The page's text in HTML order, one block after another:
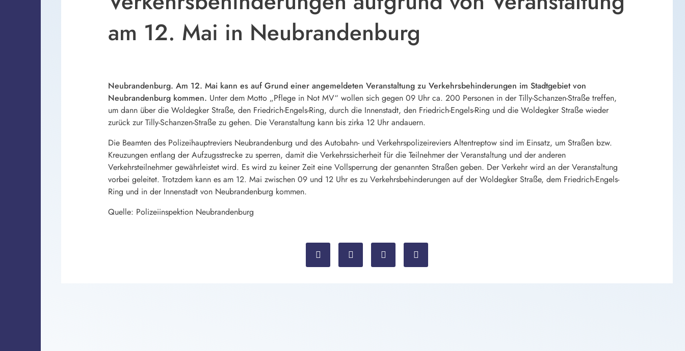
am 12. Mai in Neubrandenburg
Neubrandenburg. Am 12. Mai kann es auf Grund einer angemeldeten Veranstaltung zu Verkehrsbehinderungen im Stadtgebiet von
Neubrandenburg kommen. Unter dem Motto „Pflege in Not MV“ wollen sich gegen 09 Uhr ca. 200 Personen in der Tilly-Schanzen-Straße treffen,
um dann über die Woldegker Straße, den Friedrich-Engels-Ring, durch die Innenstadt, den Friedrich-Engels-Ring und die Woldegker Straße wieder
zurück zur Tilly-Schanzen-Straße zu gehen. Die Veranstaltung kann bis zirka 12 Uhr andauern.
Die Beamten des Polizeihauptreviers Neubrandenburg und des Autobahn- und Verkehrspolizeireviers Altentreptow sind im Einsatz, um Straßen bzw.
Kreuzungen entlang der Aufzugsstrecke zu sperren, damit die Verkehrssicherheit für die Teilnehmer der Veranstaltung und der anderen
Verkehrsteilnehmer gewährleistet wird. Es wird zu keiner Zeit eine Vollsperrung der genannten Straßen geben. Der Verkehr wird an der Veranstaltung
vorbei geleitet. Trotzdem kann es am 12. Mai zwischen 09 und 12 Uhr es zu Verkehrsbehinderungen auf der Woldegker Straße, dem Friedrich-Engels-
Ring und in der Innenstadt von Neubrandenburg kommen.
Quelle: Polizeiinspektion Neubrandenburg